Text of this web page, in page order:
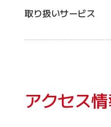
取り扱いサービス
アクセス